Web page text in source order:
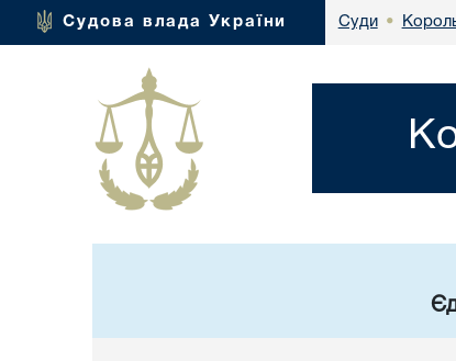
Судова влада України Суди •